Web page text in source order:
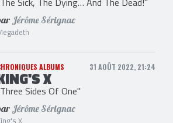
Jérôme Sérignac
ALBUMS 31 AOÛT 2022, 21:24
X
Sides Of One"
Jérôme Sérignac